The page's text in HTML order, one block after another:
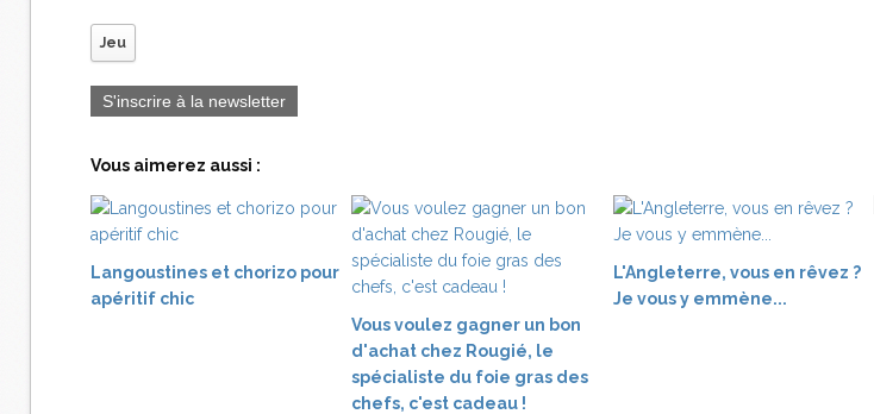
Jeu
S'inscrire à la newsletter
Vous aimerez aussi :
Langoustines et chorizo pour
apéritif chic
Vous voulez gagner un bon
d'achat chez Rougié, le
spécialiste du foie gras des
chefs, c'est cadeau !
L'Angleterre, vous en rêvez ?
Je vous y emmène...